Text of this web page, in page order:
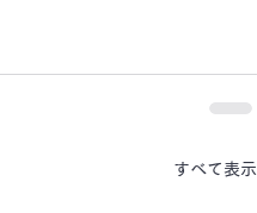
すべて表示